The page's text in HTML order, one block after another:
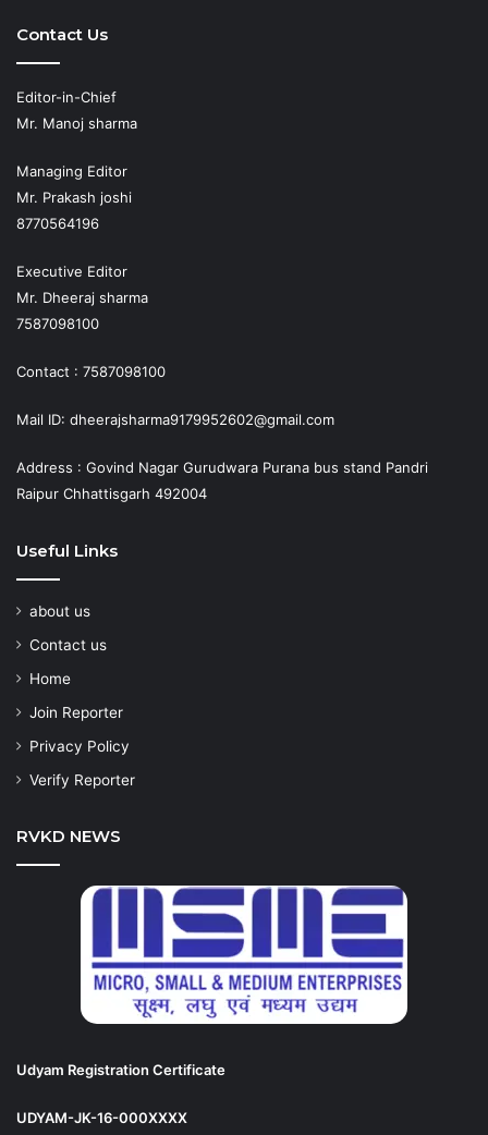
Contact Us
Editor-in-Chief
Mr. Manoj sharma
Managing Editor
Mr. Prakash joshi
8770564196
Executive Editor
Mr. Dheeraj sharma
7587098100
Contact : 7587098100
Mail ID: dheerajsharma9179952602@gmail.com
Address : Govind Nagar Gurudwara Purana bus stand Pandri
Raipur Chhattisgarh 492004
Useful Links
about us
Contact us
Home
Join Reporter
Privacy Policy
Verify Reporter
RVKD NEWS
Udyam Registration Certificate
UDYAM-JK-16-000XXXX